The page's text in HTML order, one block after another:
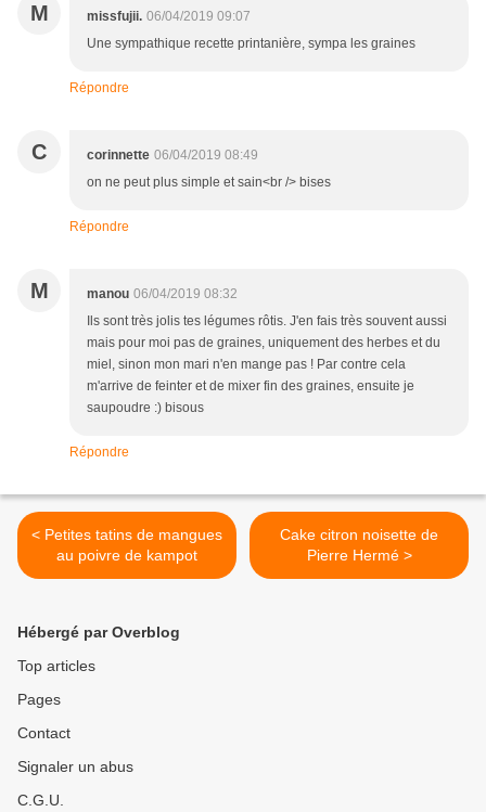
M missfujii. 06/04/2019 09:07
Une sympathique recette printanière, sympa les graines
Répondre
C corinnette 06/04/2019 08:49
on ne peut plus simple et sain<br /> bises
Répondre
M manou 06/04/2019 08:32
Ils sont très jolis tes légumes rôtis. J'en fais très souvent aussi
mais pour moi pas de graines, uniquement des herbes et du
miel, sinon mon mari n'en mange pas ! Par contre cela
m'arrive de feinter et de mixer fin des graines, ensuite je
saupoudre :) bisous
Répondre
< Petites tatins de mangues
au poivre de kampot
Cake citron noisette de
Pierre Hermé >
Hébergé par Overblog
Top articles
Pages
Contact
Signaler un abus
C.G.U.